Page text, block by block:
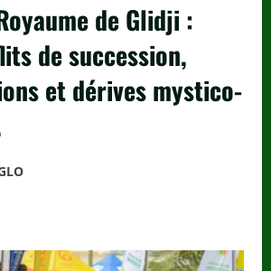
de Glidji :
de succession,
et dérives mystico-